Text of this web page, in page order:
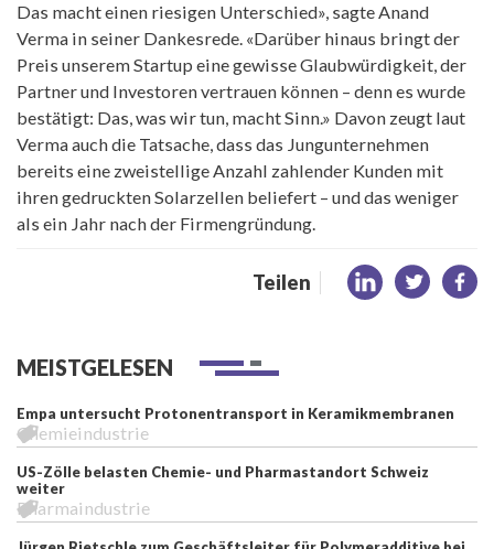
Das macht einen riesigen Unterschied», sagte Anand
Verma in seiner Dankesrede. «Darüber hinaus bringt der
Preis unserem Startup eine gewisse Glaubwürdigkeit, der
Partner und Investoren vertrauen können – denn es wurde
bestätigt: Das, was wir tun, macht Sinn.» Davon zeugt laut
Verma auch die Tatsache, dass das Jungunternehmen
bereits eine zweistellige Anzahl zahlender Kunden mit
ihren gedruckten Solarzellen beliefert – und das weniger
als ein Jahr nach der Firmengründung.
Teilen
MEISTGELESEN
Empa untersucht Protonentransport in Keramikmembranen
Chemieindustrie
US-Zölle belasten Chemie- und Pharmastandort Schweiz
weiter
Pharmaindustrie